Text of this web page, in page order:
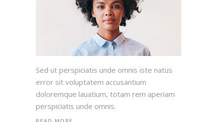
Sed ut perspiciatis unde omnis iste natus
error sit voluptatem accusantium
doloremque lauatium, totam rem aperiam
perspiciatis unde omnis.